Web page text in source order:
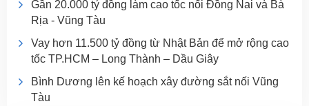
Gần 20.000 tỷ đồng làm cao tốc nối Đồng Nai và Bà
Rịa - Vũng Tàu
Vay hơn 11.500 tỷ đồng từ Nhật Bản để mở rộng cao
tốc TP.HCM – Long Thành – Dầu Giây
Bình Dương lên kế hoạch xây đường sắt nối Vũng
Tàu